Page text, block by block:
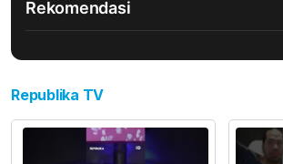
Rekomendasi
Republika TV